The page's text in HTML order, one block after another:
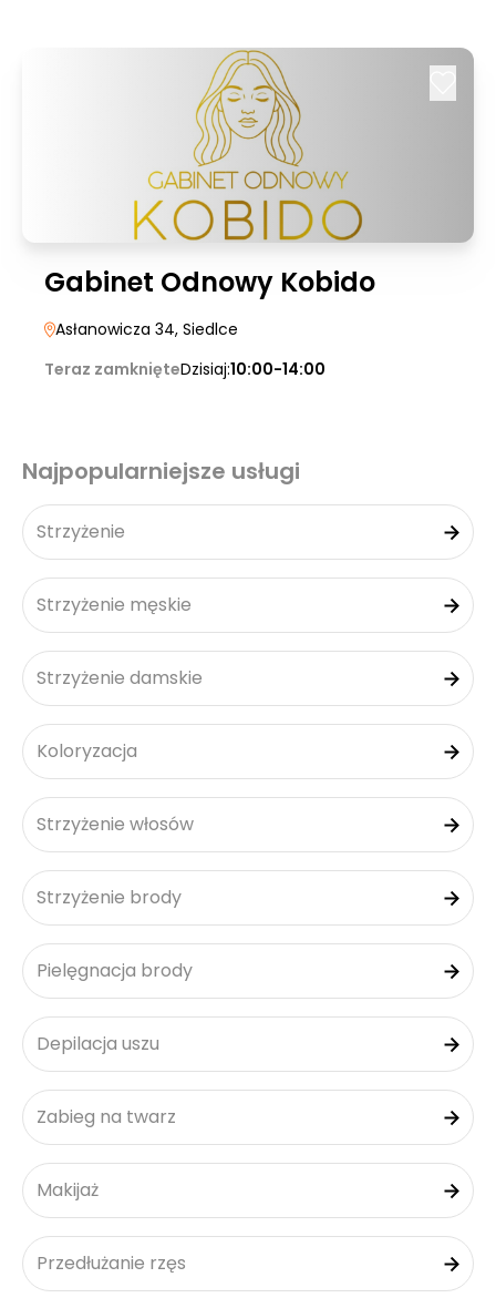
Gabinet Odnowy Kobido
Asłanowicza 34, Siedlce
Teraz zamknięteDzisiaj:10:00-14:00
Najpopularniejsze usługi
Strzyżenie
Strzyżenie męskie
Strzyżenie damskie
Koloryzacja
Strzyżenie włosów
Strzyżenie brody
Pielęgnacja brody
Depilacja uszu
Zabieg na twarz
Makijaż
Przedłużanie rzęs